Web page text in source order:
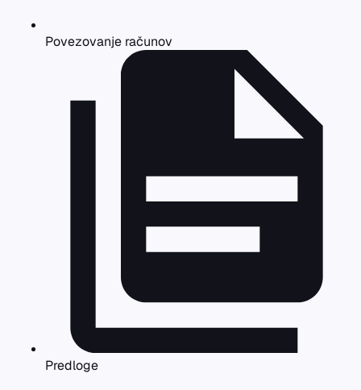
Povezovanje računov
Predloge